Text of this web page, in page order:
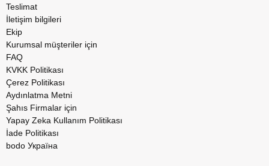
Teslimat
İletişim bilgileri
Ekip
Kurumsal müşteriler için
FAQ
KVKK Politikası
Çerez Politikası
Aydınlatma Metni
Şahıs Firmalar için
Yapay Zeka Kullanım Politikası
İade Politikası
bodo Україна